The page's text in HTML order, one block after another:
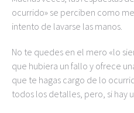
ocurrido» se perciben como
intento de lavarse las manos.
No te quedes en el mero «lo
que hubiera un fallo y ofrece
que te hagas cargo de lo
todos los detalles, pero, si hay